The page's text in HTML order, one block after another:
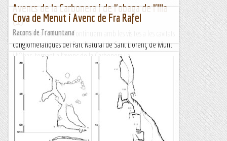
Avencs de la Carbonera i de l'obaga de l'Illa
(1)
avenc de la CarboneraContinuem amb les visites a les cavitats
conglomeratiques del Parc Natural de Sant Llorenç de Munt
i l’Obac, tornant a l’avenc de la Carbonera i a...
Cova de Menut i Avenc de Fra Rafel
Racons de Tramuntana